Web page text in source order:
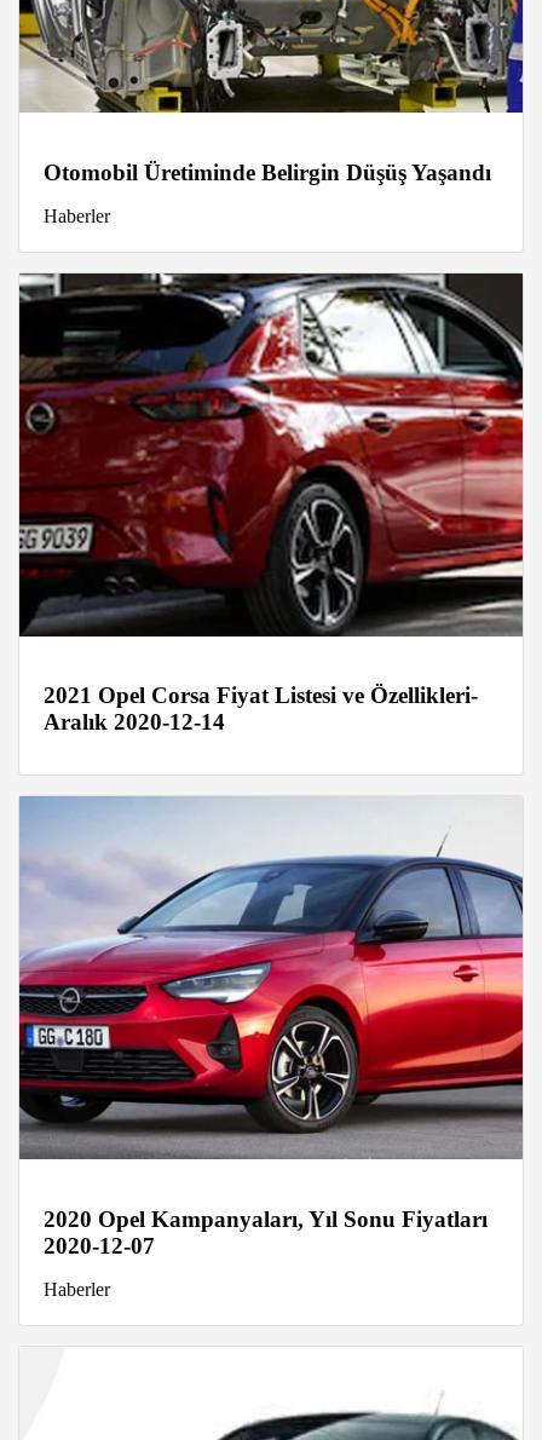
Otomobil Üretiminde Belirgin Düşüş Yaşandı
Haberler
2021 Opel Corsa Fiyat Listesi ve Özellikleri-
Aralık 2020-12-14
2020 Opel Kampanyaları, Yıl Sonu Fiyatları
2020-12-07
Haberler